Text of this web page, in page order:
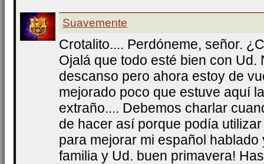
Suavemente
Crotalito.... Perdóneme, señor.
Ojalá que todo esté bien con
descanso pero ahora estoy de
mejorado poco que estuve aquí
extraño.... Debemos charlar
de hacer así porque podía
para mejorar mi español hablado
familia y Ud. buen primavera!